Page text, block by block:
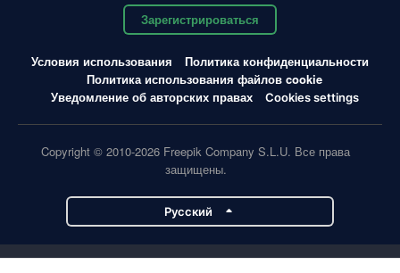
Зарегистрироваться
Условия использования
Политика конфиденциальности
Политика использования файлов cookie
Уведомление об авторских правах
Cookies settings
Copyright © 2010-2026 Freepik Company S.L.U. Все права
защищены.
Pусский